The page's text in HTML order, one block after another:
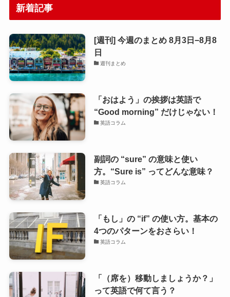
新着記事
[週刊] 今週のまとめ 8月3日−8月8
日
週刊まとめ
「おはよう」の挨拶は英語で
“Good morning” だけじゃない！
英語コラム
副詞の “sure” の意味と使い
方。“Sure is” ってどんな意味？
英語コラム
「もし」の “if” の使い方。基本の
4つのパターンをおさらい！
英語コラム
「（席を）移動しましょうか？」
って英語で何て言う？